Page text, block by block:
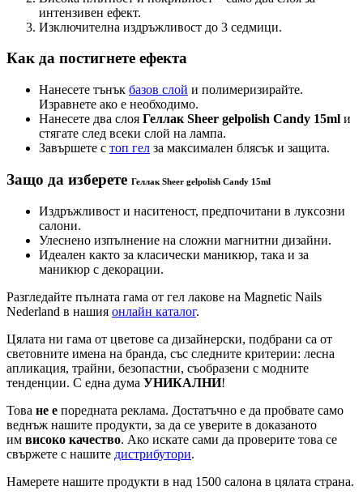
интензивен ефект.
Изключителна издръжливост до 3 седмици.
Как да постигнете ефекта
Нанесете тънък базов слой и полимеризирайте.
Изравнете ако е необходимо.
Нанесете два слоя Геллак Sheer gelpolish Candy 15ml и
стягате след всеки слой на лампа.
Завършете с топ гел за максимален блясък и защита.
Защо да изберете Геллак Sheer gelpolish Candy 15ml
Издръжливост и наситеност, предпочитани в луксозни
салони.
Улеснено изпълнение на сложни магнитни дизайни.
Идеален както за класически маникюр, така и за
маникюр с декорации.
Разгледайте пълната гама от гел лакове на Magnetic Nails
Nederland в нашия онлайн каталог.
Цялата ни гама от цветове са дизайнерски, подбрани са от
световните имена на бранда, със следните критерии: лесна
апликация, трайни, безопастни, съобразени с модните
тенденции. С една дума УНИКАЛНИ!
Това не е поредната реклама. Достатъчно е да пробвате само
веднъж нашите продукти, за да се уверите в доказаното
им високо качество. Ако искате сами да проверите това се
свържете с нашите дистрибутори.
Намерете нашите продукти в над 1500 салона в цялата страна.